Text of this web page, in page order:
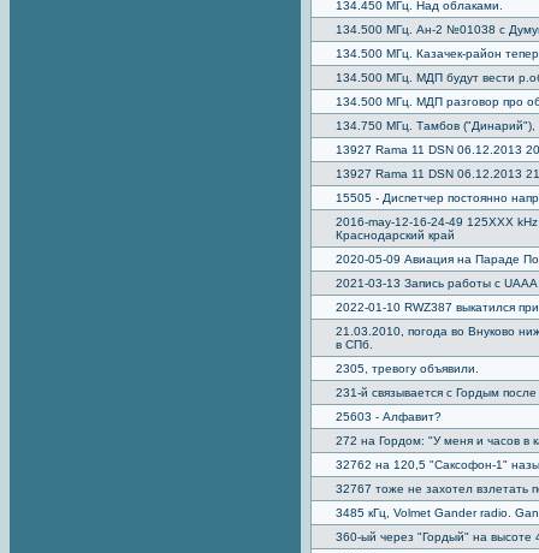
134.450 МГц. Над облаками.
134.500 МГц. Ан-2 №01038 с
134.500 МГц. Казачек-район
134.500 МГц. МДП будут вести
134.500 МГц. МДП разговор про
134.750 МГц. Тамбов ("Динарий"),
13927 Rama 11 DSN 06.12.2013
13927 Rama 11 DSN 06.12.2013
15505 - Диспетчер постоянно
2016-may-12-16-24-49 125XXX
Краснодарский край
2020-05-09 Авиация на Параде
2021-03-13 Запись работы с
2022-01-10 RWZ387 выкатился
21.03.2010, погода во Внуково
в СПб.
2305, тревогу объявили.
231-й связывается с Гордым
25603 - Алфавит?
272 на Гордом: "У меня и часов в
32762 на 120,5 "Саксофон-1"
32767 тоже не захотел взлетать
3485 кГц, Volmet Gander radio.
360-ый через "Гордый" на высоте